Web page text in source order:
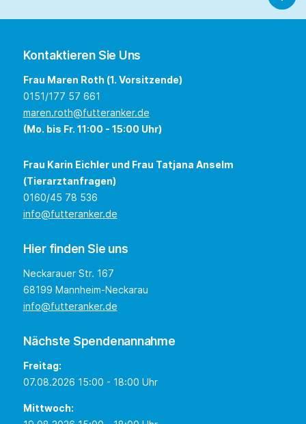
Kontaktieren Sie Uns
Frau Maren Roth (1. Vorsitzende)
0151/177 57 661
maren.roth@futteranker.de
(Mo. bis Fr. 11:00 - 15:00 Uhr)
Frau Karin Eichler und Frau Tatjana Anselm
(Tierarztanfragen)
0160/45 78 536
info@futteranker.de
Hier finden Sie uns
Neckarauer Str. 167
68199 Mannheim-Neckarau
info@futteranker.de
Nächste Spendenannahme
Freitag:
07.08.2026 15:00 - 18:00 Uhr
Mittwoch: